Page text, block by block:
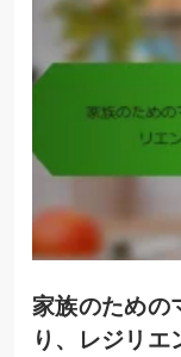
家族のための
り、レジリエ